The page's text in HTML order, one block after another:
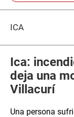
ICA
Ica:
deja una
Villacurí
Una persona